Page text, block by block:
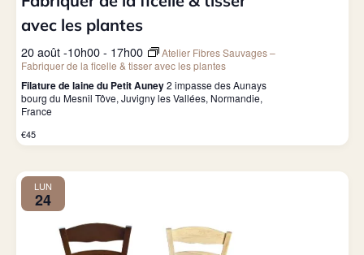
avec les plantes
20 août -10h00- 17h00
Atelier Fibres Sauvages –
Fabriquer de la ficelle & tisser avec les plantes
Filature de laine du Petit Auney2 impasse des Aunays
bourg du Mesnil Tôve, Juvigny les Vallées, Normandie,
France
€45
LUN
24